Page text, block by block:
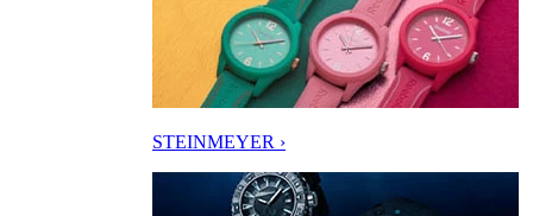
STEINMEYER ›